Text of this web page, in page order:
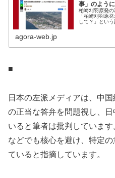
事」のよう
柏崎刈羽原発
「柏崎刈羽原
して？」とい
批判や地元同
agora-web.jp
■
日本の左派メディアは、中
の正当な答弁を問題視し、
いると筆者は批判していま
などでも核心を避け、特定
ていると指摘しています。